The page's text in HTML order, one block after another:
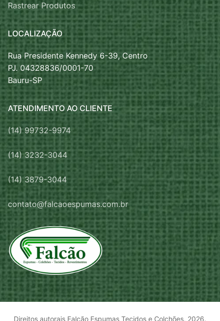
Rastrear Produtos
LOCALIZAÇÃO
Rua Presidente Kennedy 6-39, Centro
PJ. 04328836/0001-70
Bauru-SP
ATENDIMENTO AO CLIENTE
(14) 99732-9974
(14) 3232-3044
(14) 3879-3044
contato@falcaoespumas.com.br
Direitos autorais Falcão Espumas Tecidos e Colchões, 2026.